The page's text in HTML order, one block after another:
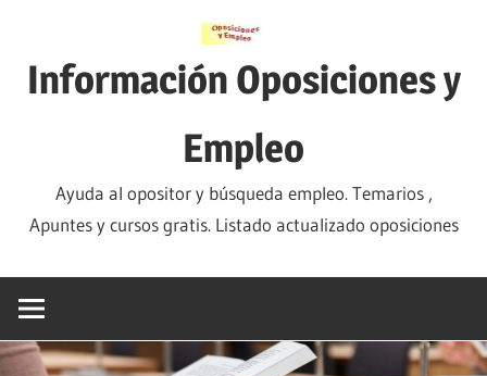
contenido
Información Oposiciones y
Empleo
Ayuda al opositor y búsqueda empleo. Temarios ,
Apuntes y cursos gratis. Listado actualizado oposiciones